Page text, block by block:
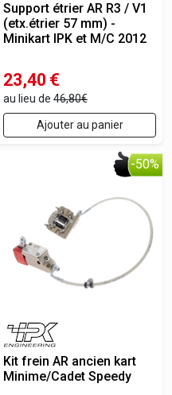
Support étrier AR R3 / V1
(etx.étrier 57 mm) -
Minikart IPK et M/C 2012
23,40 €
au lieu de 46,80€
Ajouter au panier
-50%
Kit frein AR ancien kart
Minime/Cadet Speedy